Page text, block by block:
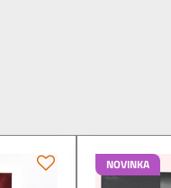
NOVINKA